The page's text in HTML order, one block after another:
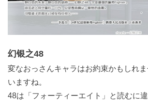
幻银之48
変なおっさんキャラはお約束かもしれ
いますね。
48は「フォーティーエイト」と読むに